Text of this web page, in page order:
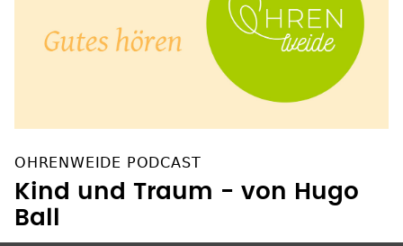
OHRENWEIDE PODCAST
Kind und Traum - von Hugo
Ball